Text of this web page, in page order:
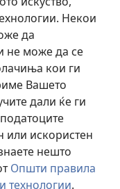
Некои
да
не може да се
кои ги
Вашето
дали ќе ги
искористен
нешто
Општи правила
технологии.